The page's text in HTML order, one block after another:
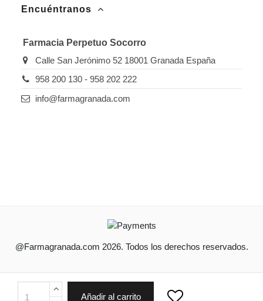
Añadir al carrito
Encuéntranos
Farmacia Perpetuo Socorro
Calle San Jerónimo 52 18001 Granada España
958 200 130 - 958 202 222
info@farmagranada.com
@Farmagranada.com 2026. Todos los derechos reservados.
Limpiar